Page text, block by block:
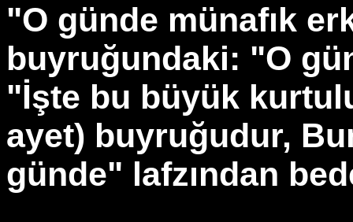
"O günde münafık
buyruğundaki: "O
"İşte bu büyük
ayet) buyruğudur,
günde" lafzından